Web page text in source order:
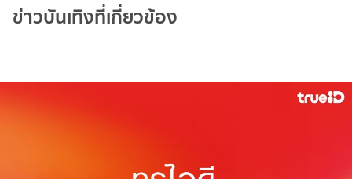
ข่าวบันเทิงที่เกี่ยวข้อง